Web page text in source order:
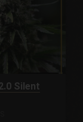
Silent